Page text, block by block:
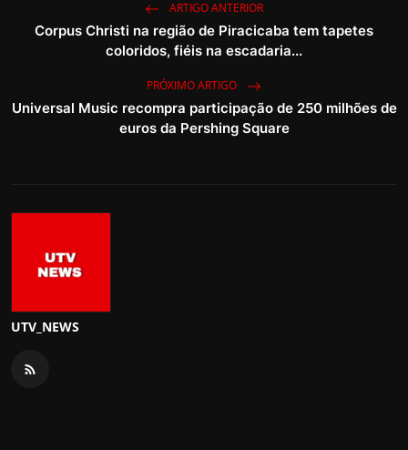
ARTIGO ANTERIOR
Corpus Christi na região de Piracicaba tem tapetes
coloridos, fiéis na escadaria...
PRÓXIMO ARTIGO
Universal Music recompra participação de 250 milhões de
euros da Pershing Square
UTV_NEWS